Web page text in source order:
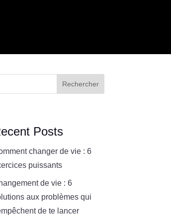
Rechercher
Posts
changer de vie : 6
puissants
de vie : 6
aux problèmes qui
de te lancer